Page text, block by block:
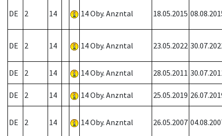
DE 2 14 14 Oby. Anzntal 18.05.2015
DE 2 14 14 Oby. Anzntal 23.05.2022
DE 2 14 14 Oby. Anzntal 28.05.2011
DE 2 14 14 Oby. Anzntal 25.05.2019
DE 2 14 14 Oby. Anzntal 26.05.2007